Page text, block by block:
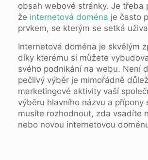
obsah webové stránky. Je třeba
že internetová doména je často
prvkem, se kterým se setká
Internetová doména je skvělým
díky kterému si můžete
svého podnikání na webu. Není
pečlivý výběr je mimořádně
marketingové aktivity vaší
výběru hlavního názvu a přípony
musíte rozhodnout, zda vsadíte
nebo novou internetovou